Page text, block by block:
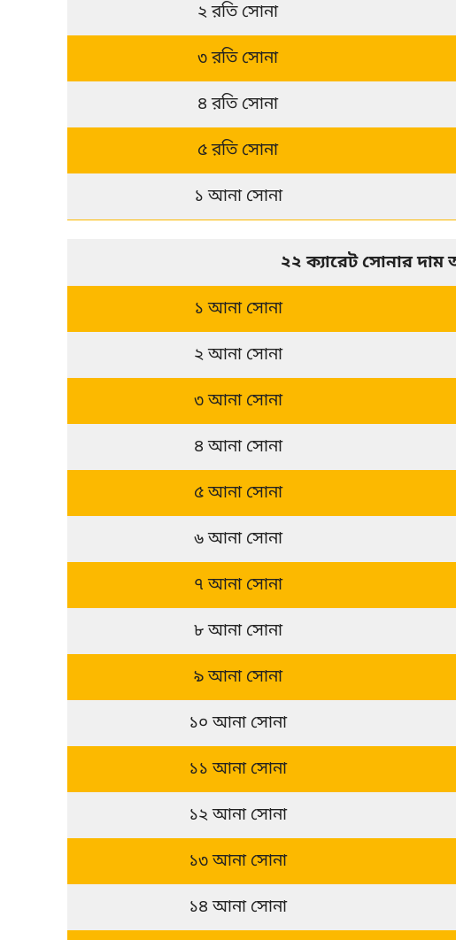
২ রতি সোনা
৩ রতি সোনা
৪ রতি সোনা
৫ রতি সোনা
১ আনা সোনা
২২ ক্যারেট সোনার
১ আনা সোনা
২ আনা সোনা
৩ আনা সোনা
৪ আনা সোনা
৫ আনা সোনা
৬ আনা সোনা
৭ আনা সোনা
৮ আনা সোনা
৯ আনা সোনা
১০ আনা সোনা
১১ আনা সোনা
১২ আনা সোনা
১৩ আনা সোনা
১৪ আনা সোনা